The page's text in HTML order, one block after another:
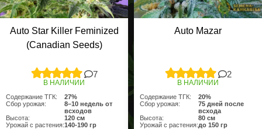
Auto Star Killer Feminized
(Canadian Seeds)
7
В НАЛИЧИИ
Содержание ТГК:
27%
Сбор урожая:
8–10 недель от
всходов
Высота:
120 cм
Урожай с растения:140-190 гр
Auto Mazar
2
В НАЛИЧИИ
Содержание ТГК:
20%
Сбор урожая:
75 дней после
всхода
Высота:
80 см
Урожай с растения:до 150 гр